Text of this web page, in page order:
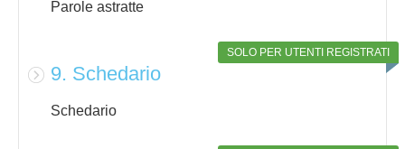
Parole astratte
SOLO PER UTENTI REGISTRATI
9. Schedario
Schedario